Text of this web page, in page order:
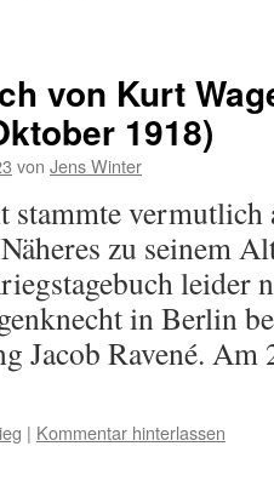
von Kurt
1918)
von Jens Winter
stammte vermutlich
zu seinem
leider
in Berlin
Jacob Ravené.
| Kommentar hinterlassen